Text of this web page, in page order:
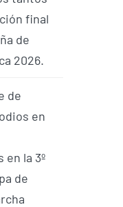
final
de
2026.
de
en
en la 3º
de